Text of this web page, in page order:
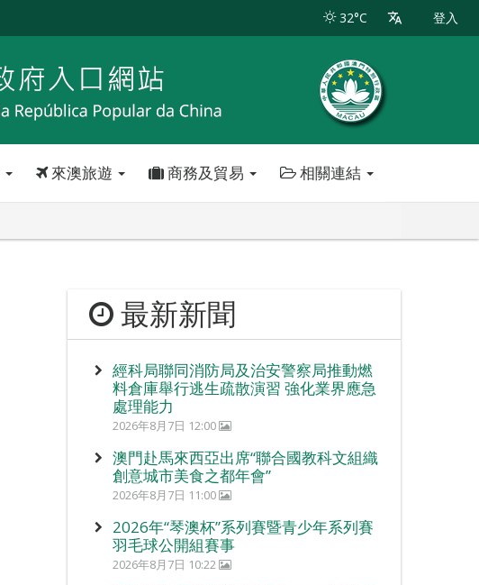
32°C 登入
來澳旅遊 商務及貿易 相關連結
最新新聞
經科局聯同消防局及治安警察局推動燃
料倉庫舉行逃生疏散演習 強化業界應急
處理能力
2026年8月7日 12:00
澳門赴馬來西亞出席“聯合國教科文組織
創意城市美食之都年會”
2026年8月7日 11:00
2026年“琴澳杯”系列賽暨青少年系列賽
羽毛球公開組賽事
2026年8月7日 10:22